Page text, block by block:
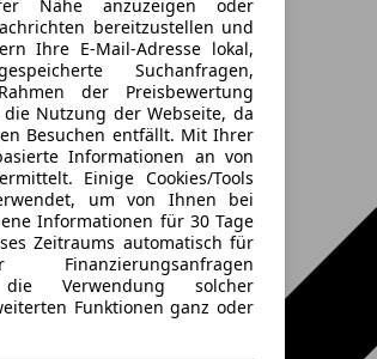
Nähe anzuzeigen oder
bereitzustellen und
Ihre E-Mail-Adresse lokal,
Suchanfragen,
der Preisbewertung
Nutzung der Webseite, da
Besuchen entfällt. Mit Ihrer
Informationen an von
Einige Cookies/Tools
um von Ihnen bei
Informationen für 30 Tage
Zeitraums automatisch für
die Verwendung solcher
Funktionen ganz oder